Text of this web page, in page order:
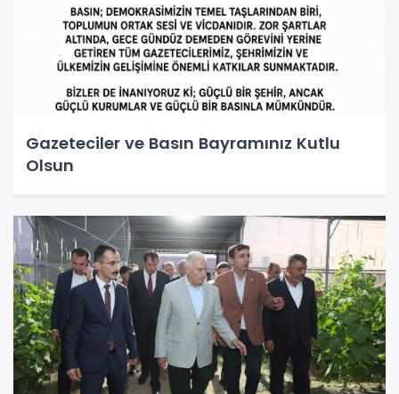
Gazeteciler ve Basın Bayramınız Kutlu
Olsun